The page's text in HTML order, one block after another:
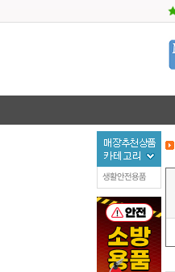
생활안전용품